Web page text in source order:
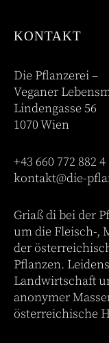
KONTAKT
Die Pflanzerei –
Veganer
Lindengasse 56
1070 Wien
+43 660 772 882 4
kontakt@die-
Griaß di bei der
um die Fleisch-,
der
Pflanzen.
Landwirtschaft
anonymer
österreichische